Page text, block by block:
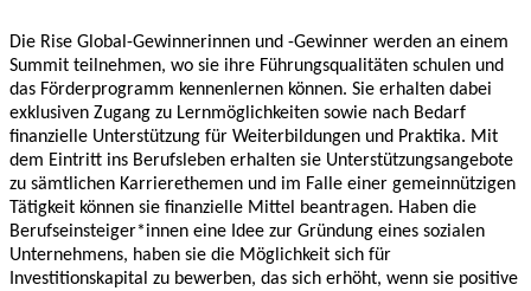
Die Rise Global-Gewinnerinnen und -Gewinner werden an einem
Summit teilnehmen, wo sie ihre Führungsqualitäten schulen und
das Förderprogramm kennenlernen können. Sie erhalten dabei
exklusiven Zugang zu Lernmöglichkeiten sowie nach Bedarf
finanzielle Unterstützung für Weiterbildungen und Praktika. Mit
dem Eintritt ins Berufsleben erhalten sie Unterstützungsangebote
zu sämtlichen Karrierethemen und im Falle einer gemeinnützigen
Tätigkeit können sie finanzielle Mittel beantragen. Haben die
Berufseinsteiger*innen eine Idee zur Gründung eines sozialen
Unternehmens, haben sie die Möglichkeit sich für
Investitionskapital zu bewerben, das sich erhöht, wenn sie positive